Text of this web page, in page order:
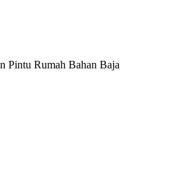
Pintu Rumah Bahan Baja